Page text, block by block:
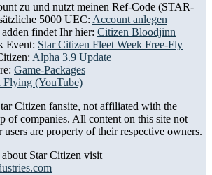
zu und nutzt meinen Ref-Code (STAR-
5000 UEC: Account anlegen
findet Ihr hier: Citizen Bloodjinn
Event: Star Citizen Fleet Week Free-Fly
Alpha 3.9 Update
Game-Packages
Flying (YouTube)
Citizen fansite, not affiliated with the
of companies. All content on this site not
users are property of their respective owners.
Star Citizen visit